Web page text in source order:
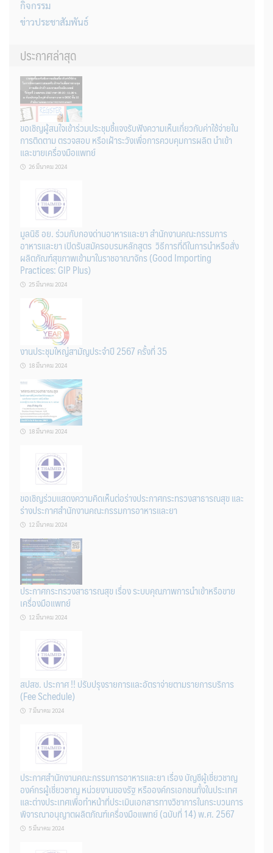
กิจกรรม
ข่าวประชาสัมพันธ์
ประกาศล่าสุด
ขอเชิญผู้สนใจเข้าร่วมประชุมชี้แจงรับฟังความเห็นเกี่ยวกับค่าใช้จ่ายใน
การติดตาม ตรวจสอบ หรือเฝ้าระวังเพื่อการควบคุมการผลิต นำเข้า
และขายเครื่องมือแพทย์
26 มีนาคม 2024
มูลนิธิ อย. ร่วมกับกองด่านอาหารและยา สำนักงานคณะกรรมการ
อาหารและยา เปิดรับสมัครอบรมหลักสูตร วิธีการที่ดีในการนำหรือสั่ง
ผลิตภัณฑ์สุขภาพเข้ามาในราชอาณาจักร (Good Importing
Practices: GIP Plus)
25 มีนาคม 2024
งานประชุมใหญ่สามัญประจำปี 2567 ครั้งที่ 35
18 มีนาคม 2024
18 มีนาคม 2024
ขอเชิญร่วมแสดงความคิดเห็นต่อร่างประกาศกระทรวงสาธารณสุข และ
ร่างประกาศสำนักงานคณะกรรมการอาหารและยา
12 มีนาคม 2024
ประกาศกระทรวงสาธารณสุข เรื่อง ระบบคุณภาพการนำเข้าหรือขาย
เครื่องมือแพทย์
12 มีนาคม 2024
สปสช. ประกาศ !! ปรับปรุงรายการและอัตราจ่ายตามรายการบริการ
(Fee Schedule)
7 มีนาคม 2024
ประกาศสำนักงานคณะกรรมการอาหารและยา เรื่อง บัญชีผู้เชี่ยวชาญ
องค์กรผู้เชี่ยวชาญ หน่วยงานของรัฐ หรือองค์กรเอกชนทั้งในประเทศ
และต่างประเทศเพื่อทำหน้าที่ประเมินเอกสารทางวิชาการในกระบวนการ
พิจารณาอนุญาตผลิตภัณฑ์เครื่องมือแพทย์ (ฉบับที่ 14) พ.ศ. 2567
5 มีนาคม 2024